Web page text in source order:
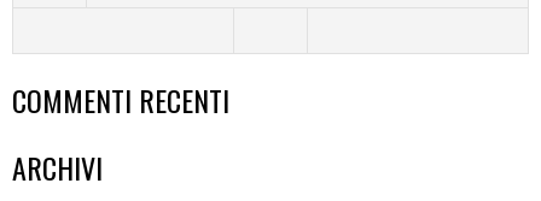
COMMENTI RECENTI
ARCHIVI